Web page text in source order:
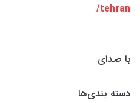
tehran/
با صدای
دسته بندی‌ها